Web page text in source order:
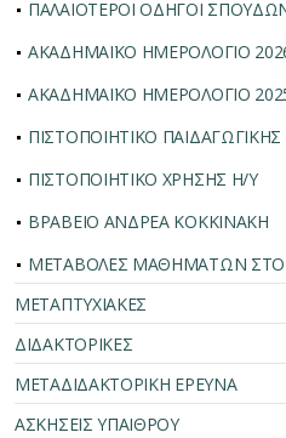
ΠΑΛΑΙΟΤΕΡΟΙ ΟΔΗΓΟΙ
ΑΚΑΔΗΜΑΪΚΟ ΗΜΕΡΟΛΟΓΙΟ
ΑΚΑΔΗΜΑΪΚΟ ΗΜΕΡΟΛΟΓΙΟ
ΠΙΣΤΟΠΟΙΗΤΙΚΟ
ΠΙΣΤΟΠΟΙΗΤΙΚΟ ΧΡΗΣΗΣ Η/Υ
ΒΡΑΒΕΙΟ ΑΝΔΡΕΑ ΚΟΚΚΙΝΑΚΗ
ΜΕΤΑΒΟΛΕΣ ΜΑΘΗΜΑΤΩΝ
ΜΕΤΑΠΤΥΧΙΑΚΕΣ
ΔΙΔΑΚΤΟΡΙΚΕΣ
ΜΕΤΑΔΙΔΑΚΤΟΡΙΚΗ ΕΡΕΥΝΑ
ΑΣΚΗΣΕΙΣ ΥΠΑΙΘΡΟΥ